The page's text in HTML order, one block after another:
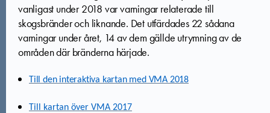
vanligast under 2018 var varningar relaterade till
skogsbränder och liknande. Det utfärdades 22 sådana
varningar under året, 14 av dem gällde utrymning av de
områden där bränderna härjade.
Till den interaktiva kartan med VMA 2018
Till kartan över VMA 2017